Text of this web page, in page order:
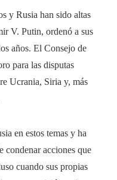
y Rusia han sido altas
V. Putin, ordenó a sus
años. El Consejo de
para las disputas
Ucrania, Siria y, más
en estos temas y ha
condenar acciones que
cuando sus propias